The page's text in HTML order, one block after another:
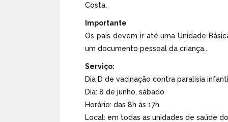
Costa.
Importante
Os pais devem ir até uma Unidade
um documento pessoal da criança..
Serviço:
Dia D de vacinação contra paralisia
Dia: 8 de junho, sábado
Horário: das 8h às 17h
Local: em todas as unidades de saúde